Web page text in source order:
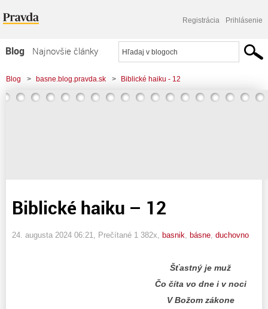
Registrácia Prihlásenie
Blog
Najnovšie články
Najčítanejšie články
Najkomentovanejšie články
Blog > basne.blog.pravda.sk > Biblické haiku - 12
Biblické haiku – 12
24. augusta 2024 06:21 , Prečítané 1 382x, basnik básne duchovno
Šťastný je muž
Čo číta vo dne i v noci
V Božom zákone